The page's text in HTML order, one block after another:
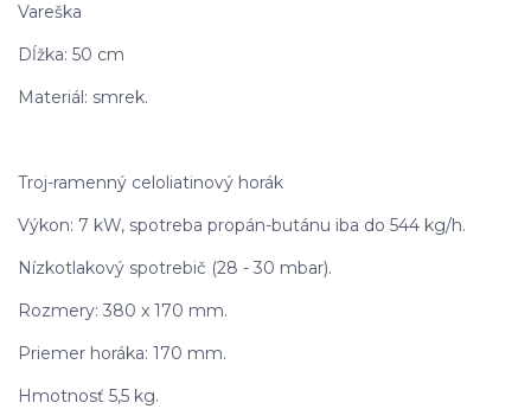
Vareška
Dĺžka: 50 cm
Materiál: smrek.
Troj-ramenný celoliatinový horák
Výkon: 7 kW, spotreba propán-butánu iba do 544 kg/h.
Nízkotlakový spotrebič (28 - 30 mbar).
Rozmery: 380 x 170 mm.
Priemer horáka: 170 mm.
Hmotnosť 5,5 kg.